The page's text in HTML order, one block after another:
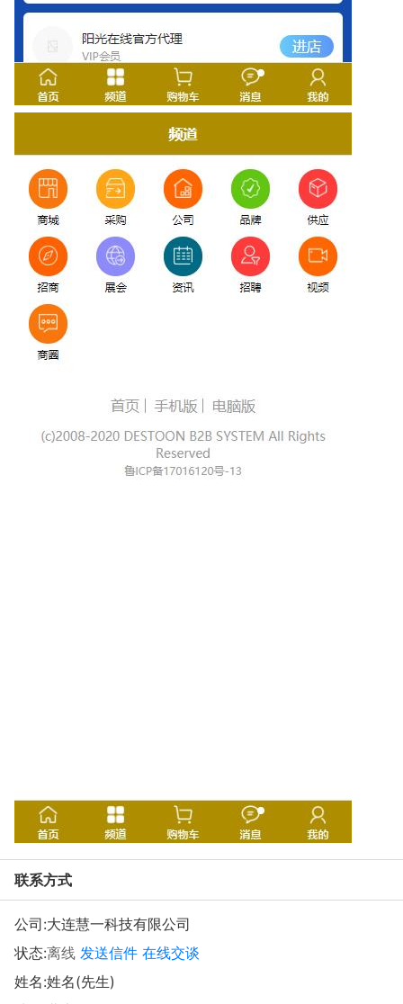
联系方式
公司:大连慧一科技有限公司
状态:离线 发送信件 在线交谈
姓名:姓名(先生)